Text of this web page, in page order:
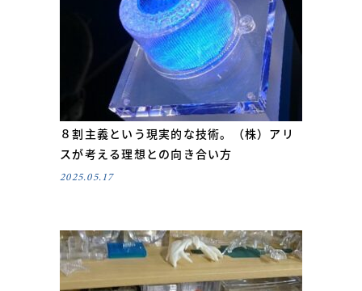
８割主義という現実的な技術。（株）アリ
スが考える理想との向き合い方
2025.05.17